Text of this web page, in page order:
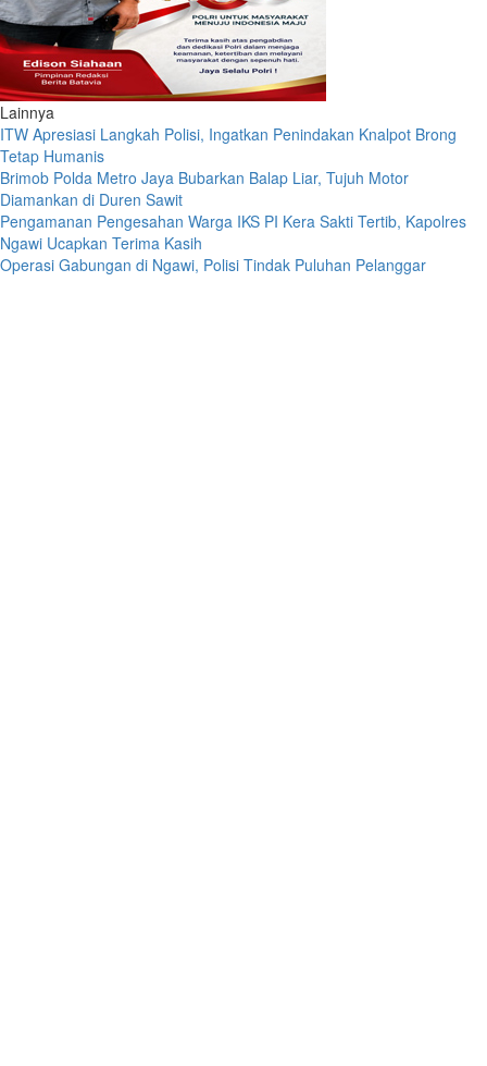
Lainnya
ITW Apresiasi Langkah Polisi, Ingatkan Penindakan Knalpot Brong
Tetap Humanis
Brimob Polda Metro Jaya Bubarkan Balap Liar, Tujuh Motor
Diamankan di Duren Sawit
Pengamanan Pengesahan Warga IKS PI Kera Sakti Tertib, Kapolres
Ngawi Ucapkan Terima Kasih
Operasi Gabungan di Ngawi, Polisi Tindak Puluhan Pelanggar